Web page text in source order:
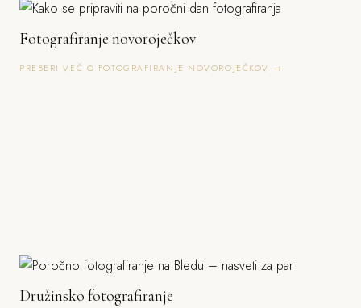
Fotografiranje novoroječkov
PREBERI VEČ O FOTOGRAFIRANJE NOVOROJEČKOV →
Družinsko fotografiranje